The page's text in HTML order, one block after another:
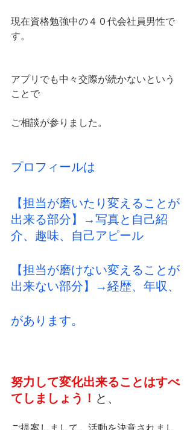
現在資格勉強中の４０代会社員男性で
す。
アプリでも中々交際が続かないという
ことで
ご相談が参りました。
プロフィールは
【担当が磨いたり変えることが
出来る部分】→写真と自己紹
介、趣味、自己アピール
【担当が磨けない変えることが
出来ない部分】→経歴、年収、
があります。
努力して変化出来ることはすべ
てしましょう！ と、